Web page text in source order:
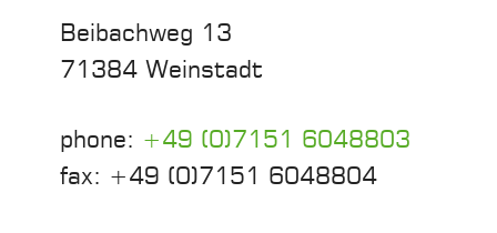
Beibachweg 13
71384 Weinstadt
phone: +49 (0)7151 6048803
fax: +49 (0)7151 6048804